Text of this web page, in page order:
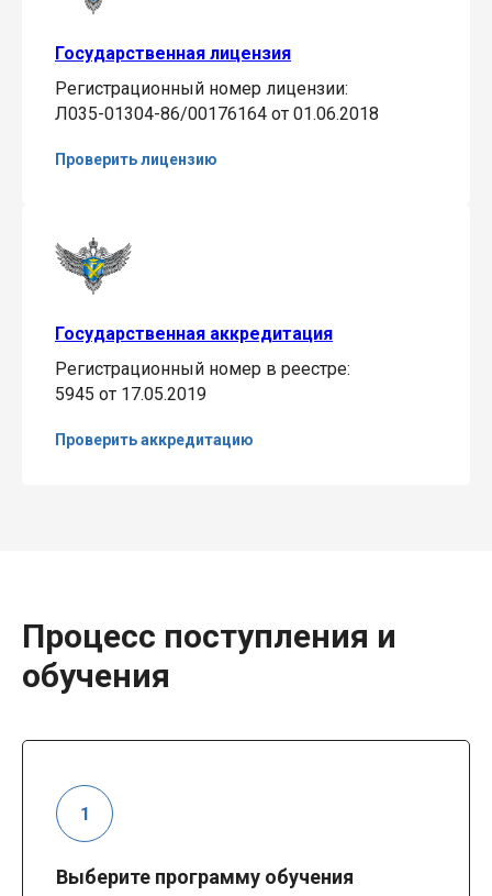
Государственная лицензия
Регистрационный номер лицензии:
Л035-01304-86/00176164 от 01.06.2018
Проверить лицензию
Государственная аккредитация
Регистрационный номер в реестре:
5945 от 17.05.2019
Проверить аккредитацию
Процесс поступления и
обучения
Выберите программу обучения